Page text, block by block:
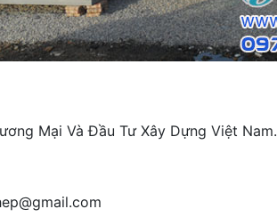
Mại Và Đầu Tư Xây Dựng Việt Nam.